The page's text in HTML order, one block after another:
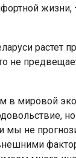
жизни,
растет
не
в мировой
мы не